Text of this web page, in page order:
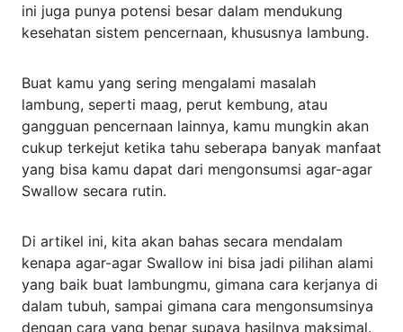
ini juga punya potensi besar dalam mendukung
kesehatan sistem pencernaan, khususnya lambung.
Buat kamu yang sering mengalami masalah
lambung, seperti maag, perut kembung, atau
gangguan pencernaan lainnya, kamu mungkin akan
cukup terkejut ketika tahu seberapa banyak manfaat
yang bisa kamu dapat dari mengonsumsi agar-agar
Swallow secara rutin.
Di artikel ini, kita akan bahas secara mendalam
kenapa agar-agar Swallow ini bisa jadi pilihan alami
yang baik buat lambungmu, gimana cara kerjanya di
dalam tubuh, sampai gimana cara mengonsumsinya
dengan cara yang benar supaya hasilnya maksimal.